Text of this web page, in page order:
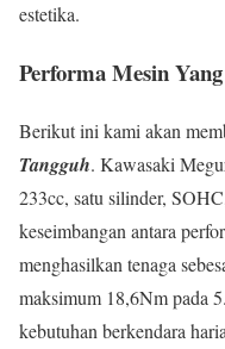
estetika.
Performa Mesin
Berikut ini kami akan
Tangguh. Kawasaki
233cc, satu silinder,
keseimbangan antara
menghasilkan tenaga
maksimum 18,6Nm pada
kebutuhan berkendara